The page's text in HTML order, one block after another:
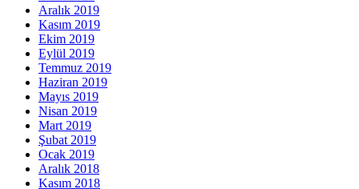
Aralık 2019
Kasım 2019
Ekim 2019
Eylül 2019
Temmuz 2019
Haziran 2019
Mayıs 2019
Nisan 2019
Mart 2019
Şubat 2019
Ocak 2019
Aralık 2018
Kasım 2018